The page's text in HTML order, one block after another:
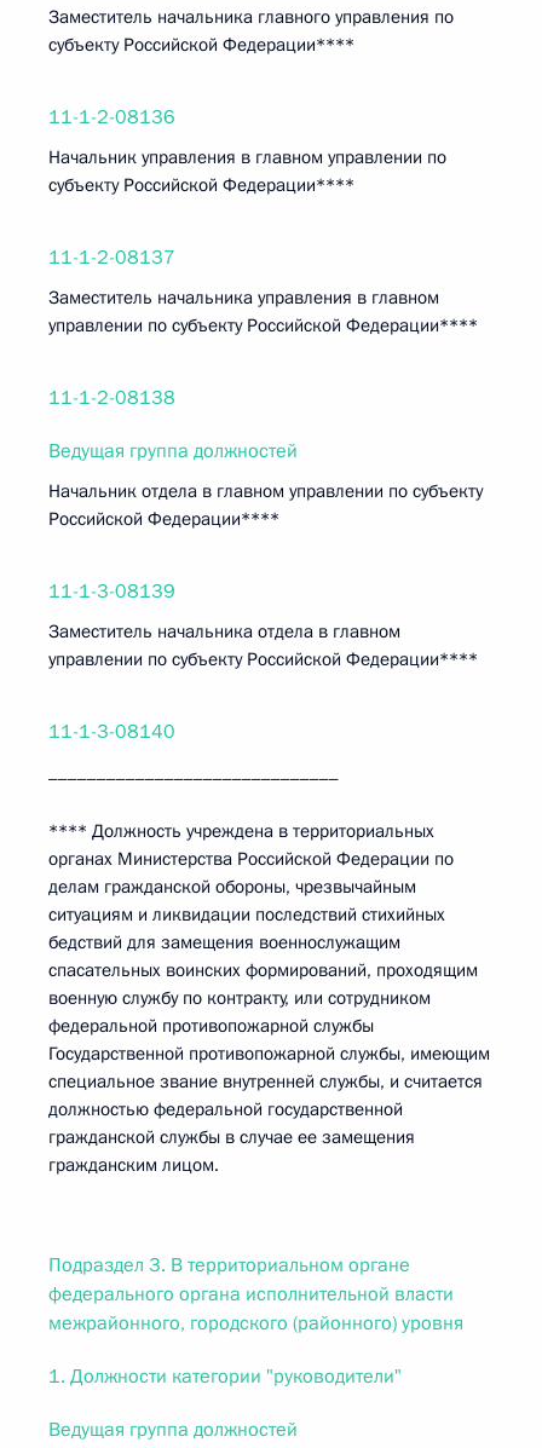
Заместитель начальника главного управления по
субъекту Российской Федерации****
11-1-2-08136
Начальник управления в главном управлении по
субъекту Российской Федерации****
11-1-2-08137
Заместитель начальника управления в главном
управлении по субъекту Российской Федерации****
11-1-2-08138
Ведущая группа должностей
Начальник отдела в главном управлении по субъекту
Российской Федерации****
11-1-3-08139
Заместитель начальника отдела в главном
управлении по субъекту Российской Федерации****
11-1-3-08140
**** Должность учреждена в территориальных
органах Министерства Российской Федерации по
делам гражданской обороны, чрезвычайным
ситуациям и ликвидации последствий стихийных
бедствий для замещения военнослужащим
спасательных воинских формирований, проходящим
военную службу по контракту, или сотрудником
федеральной противопожарной службы
Государственной противопожарной службы, имеющим
специальное звание внутренней службы, и считается
должностью федеральной государственной
гражданской службы в случае ее замещения
гражданским лицом.
Подраздел 3. В территориальном органе
федерального органа исполнительной власти
межрайонного, городского (районного) уровня
1. Должности категории "руководители"
Ведущая группа должностей